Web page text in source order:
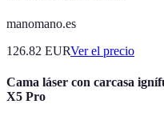
manomano.es
126.82 EURVer el precio
Cama láser con carcasa
X5 Pro